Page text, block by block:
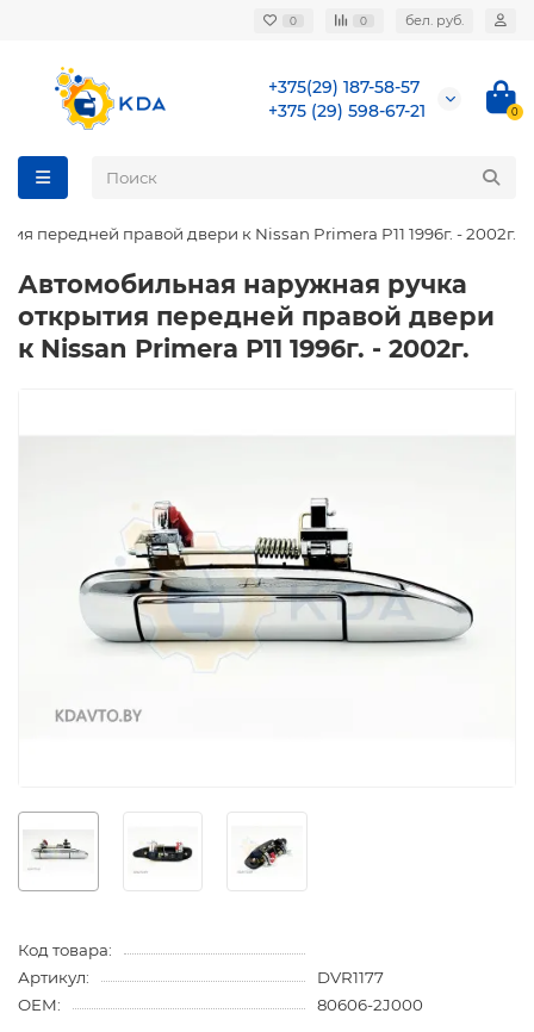
0 0 бел. руб.
+375(29) 187-58-57
+375 (29) 598-67-21
0
передней правой двери к Nissan Primera P11 1996г. - 2002г.
Автомобильная наружная ручка
открытия передней правой двери
к Nissan Primera P11 1996г. - 2002г.
Код товара:
Артикул:
DVR1177
OEM:
80606-2J000